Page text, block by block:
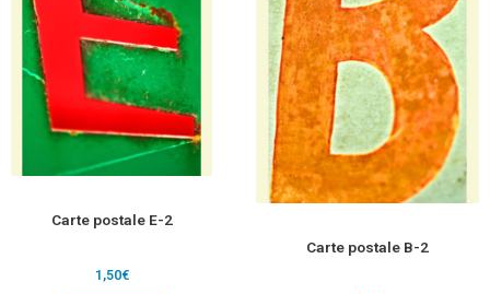
Carte postale E-2
1,50€
Carte postale B-2